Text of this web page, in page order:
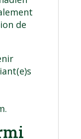
de
.